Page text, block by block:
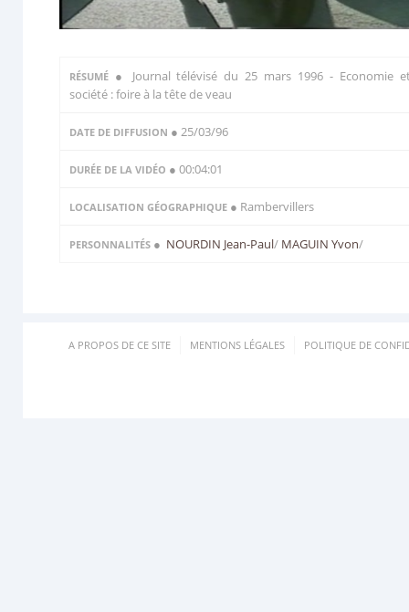
RÉSUMÉ ● Journal télévisé du 25 mars 1996 - Economie
société : foire à la tête de veau
DATE DE DIFFUSION ● 25/03/96
DURÉE DE LA VIDÉO ● 00:04:01
LOCALISATION GÉOGRAPHIQUE ● Rambervillers
PERSONNALITÉS ● NOURDIN Jean-Paul/ MAGUIN Yvon/
A PROPOS DE CE SITE MENTIONS LÉGALES POLITIQUE DE